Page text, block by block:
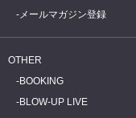
メールマガジン登録
OTHER
BOOKING
BLOW-UP LIVE